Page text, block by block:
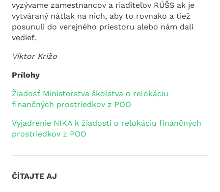
vyzývame zamestnancov a riaditeľov RÚŠS ak je
vytváraný nátlak na nich, aby to rovnako a tiež
posunuli do verejného priestoru alebo nám dali
vedieť.
Viktor Križo
Prílohy
Žiadosť Ministerstva školstva o relokáciu
finančných prostriedkov z POO
Vyjadrenie NIKA k žiadosti o relokáciu finančných
prostriedkov z POO
ČÍTAJTE AJ